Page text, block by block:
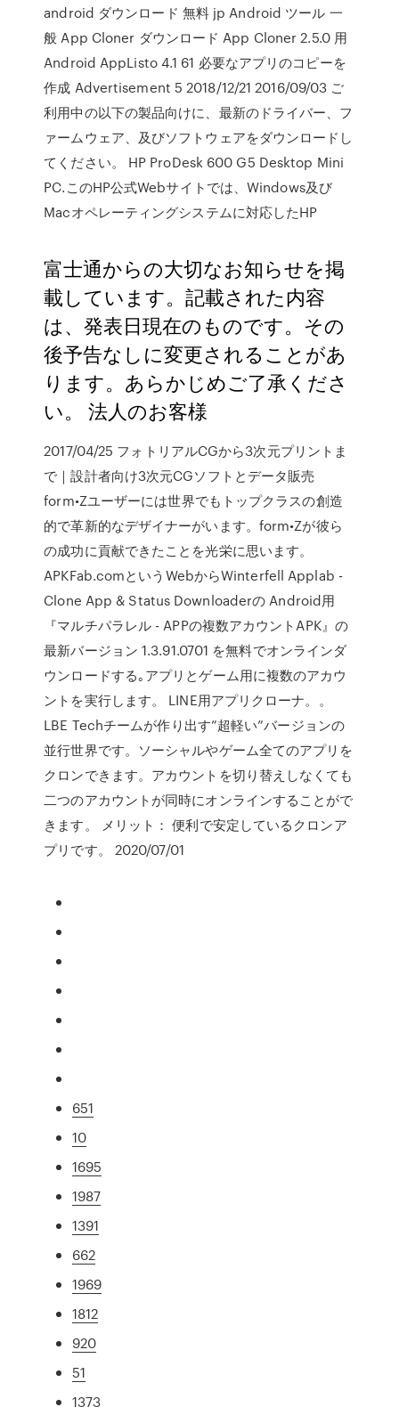
android ダウンロード 無料 jp Android ツール 一
般 App Cloner ダウンロード App Cloner 2.5.0 用
Android AppListo 4.1 61 必要なアプリのコピーを
作成 Advertisement 5 2018/12/21 2016/09/03 ご
利用中の以下の製品向けに、最新のドライバー、フ
ァームウェア、及びソフトウェアをダウンロードし
てください。 HP ProDesk 600 G5 Desktop Mini
PC.このHP公式Webサイトでは、Windows及び
Macオペレーティングシステムに対応したHP
富士通からの大切なお知らせを掲
載しています。記載された内容
は、発表日現在のものです。その
後予告なしに変更されることがあ
ります。あらかじめご了承くださ
い。 法人のお客様
2017/04/25 フォトリアルCGから3次元プリントま
で｜設計者向け3次元CGソフトとデータ販売
form•Zユーザーには世界でもトップクラスの創造
的で革新的なデザイナーがいます。form•Zが彼ら
の成功に貢献できたことを光栄に思います。
APKFab.comというWebからWinterfell Applab -
Clone App & Status Downloaderの Android用
『マルチパラレル - APPの複数アカウントAPK』の
最新バージョン 1.3.91.0701 を無料でオンラインダ
ウンロードする｡アプリとゲーム用に複数のアカウ
ントを実行します。 LINE用アプリクローナ。。
LBE Techチームが作り出す”超軽い”バージョンの
並行世界です。ソーシャルやゲーム全てのアプリを
クロンできます。アカウントを切り替えしなくても
二つのアカウントが同時にオンラインすることがで
きます。 メリット： 便利で安定しているクロンア
プリです。 2020/07/01
651
10
1695
1987
1391
662
1969
1812
920
51
1373